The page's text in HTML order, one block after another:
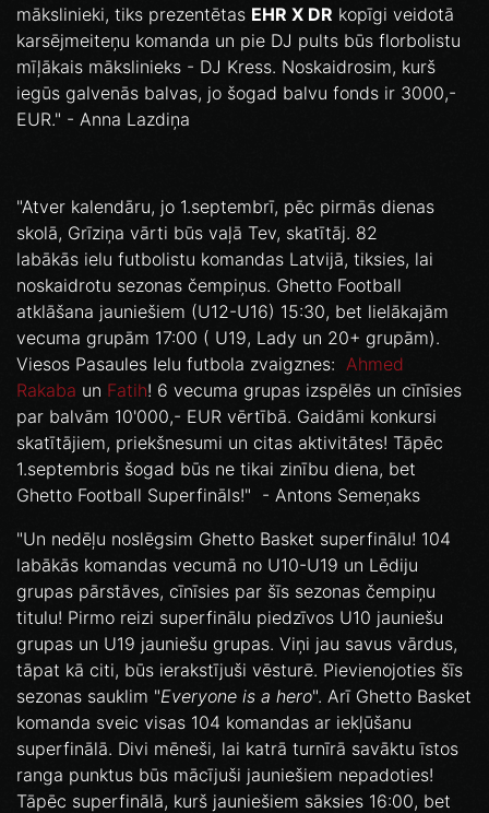
mākslinieki, tiks prezentētas EHR X DR kopīgi veidotā
karsējmeiteņu komanda un pie DJ pults būs florbolistu
mīļākais mākslinieks - DJ Kress. Noskaidrosim, kurš
iegūs galvenās balvas, jo šogad balvu fonds ir 3000,-
EUR." - Anna Lazdiņa
"Atver kalendāru, jo 1.septembrī, pēc pirmās dienas
skolā, Grīziņa vārti būs vaļā Tev, skatītāj. 82
labākās ielu futbolistu komandas Latvijā, tiksies, lai
noskaidrotu sezonas čempiņus. Ghetto Football
atklāšana jauniešiem (U12-U16) 15:30, bet lielākajām
vecuma grupām 17:00 ( U19, Lady un 20+ grupām).
Viesos Pasaules Ielu futbola zvaigznes: Ahmed
Rakaba un Fatih! 6 vecuma grupas izspēlēs un cīnīsies
par balvām 10'000,- EUR vērtībā. Gaidāmi konkursi
skatītājiem, priekšnesumi un citas aktivitātes! Tāpēc
1.septembris šogad būs ne tikai zinību diena, bet
Ghetto Football Superfināls!" - Antons Semeņaks
"Un nedēļu noslēgsim Ghetto Basket superfinālu! 104
labākās komandas vecumā no U10-U19 un Lēdiju
grupas pārstāves, cīnīsies par šīs sezonas čempiņu
titulu! Pirmo reizi superfinālu piedzīvos U10 jauniešu
grupas un U19 jauniešu grupas. Viņi jau savus vārdus,
tāpat kā citi, būs ierakstījuši vēsturē. Pievienojoties šīs
sezonas sauklim "Everyone is a hero". Arī Ghetto Basket
komanda sveic visas 104 komandas ar iekļūšanu
superfinālā. Divi mēneši, lai katrā turnīrā savāktu īstos
ranga punktus būs mācījuši jauniešiem nepadoties!
Tāpēc superfinālā, kurš jauniešiem sāksies 16:00, bet